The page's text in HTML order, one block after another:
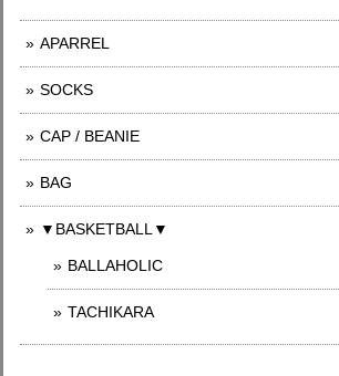
APARREL
SOCKS
CAP / BEANIE
BAG
▼BASKETBALL▼
BALLAHOLIC
TACHIKARA